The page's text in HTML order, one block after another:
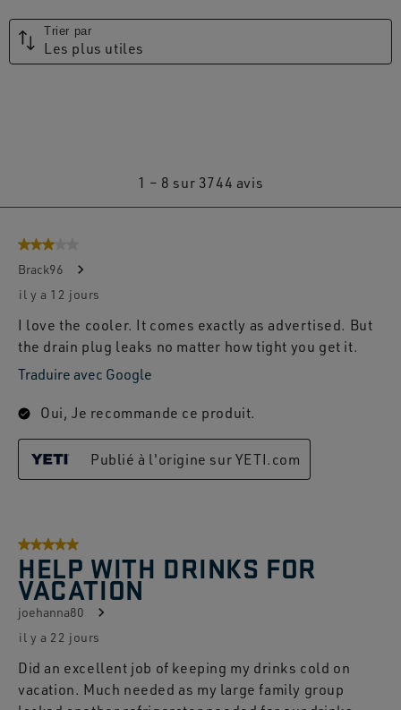
Trier par
Les plus utiles
sur
3744
avis.
1 – 8 sur 3744 avis
3 sur 5 étoiles.
Brack96
il y a 12 jours
I love the cooler. It comes exactly as advertised. But
the drain plug leaks no matter how tight you get it.
Traduire avec Google
Oui, Je recommande ce produit.
Publié à l'origine sur YETI.com
5 sur 5 étoiles.
HELP WITH DRINKS FOR
VACATION
joehanna80
il y a 22 jours
Did an excellent job of keeping my drinks cold on
vacation. Much needed as my large family group